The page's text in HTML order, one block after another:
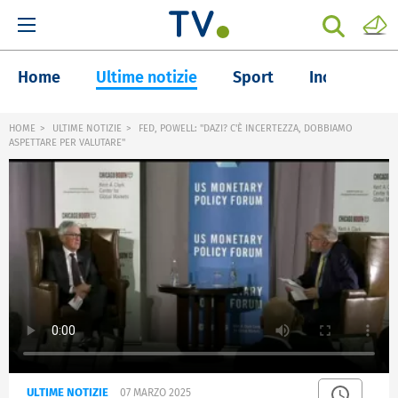
Home Ultime notizie Sport Inchieste
HOME ULTIME NOTIZIE
FED, POWELL: "DAZI? C'È INCERTEZZA, DOBBIAMO
ASPETTARE PER VALUTARE"
ULTIME NOTIZIE 07 MARZO 2025